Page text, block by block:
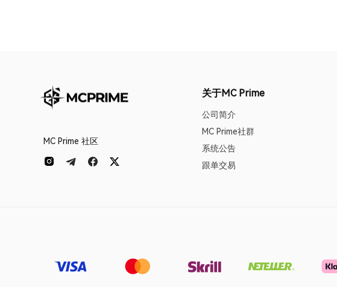
MC Prime 社区
关于MC Prime
公司简介
MC Prime社群
系统公告
跟单交易